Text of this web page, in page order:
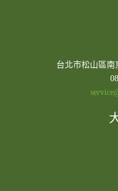
台北市松山區南